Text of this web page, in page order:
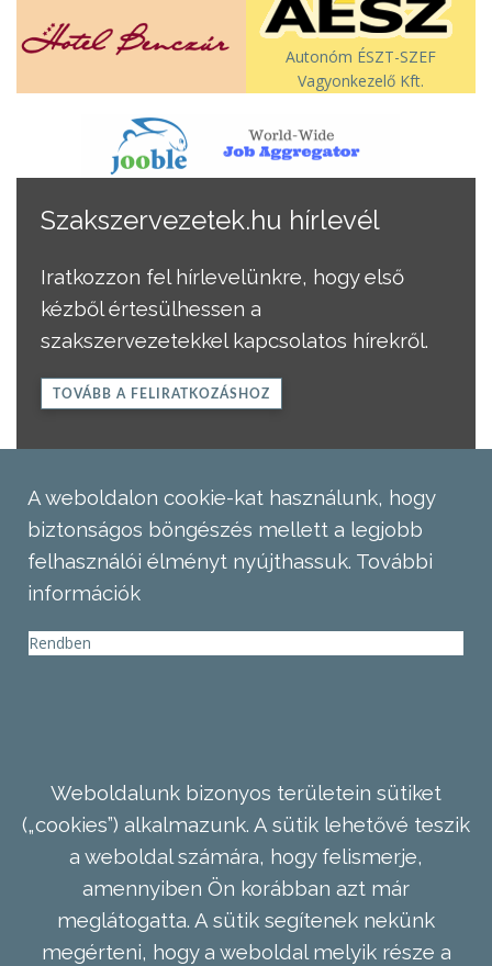
Autonóm ÉSZT-SZEF
Vagyonkezelő Kft.
Szakszervezetek.hu hírlevél
Iratkozzon fel hírlevelünkre, hogy első
kézből értesülhessen a
szakszervezetekkel kapcsolatos hírekről.
TOVÁBB A FELIRATKOZÁSHOZ
A weboldalon cookie-kat használunk, hogy
biztonságos böngészés mellett a legjobb
felhasználói élményt nyújthassuk. További
információk
Rendben
Weboldalunk bizonyos területein sütiket
(„cookies”) alkalmazunk. A sütik lehetővé teszik
a weboldal számára, hogy felismerje,
amennyiben Ön korábban azt már
meglátogatta. A sütik segítenek nekünk
megérteni, hogy a weboldal melyik része a